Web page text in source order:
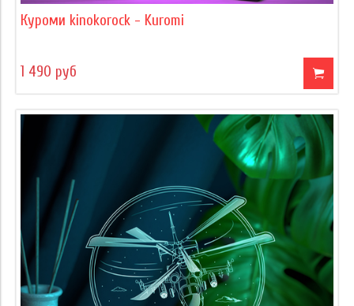
Куроми kinokorock - Kuromi
1 490 руб